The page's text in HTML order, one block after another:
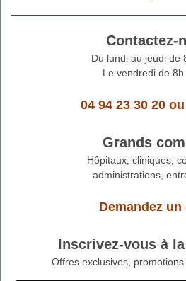
Contactez-
Du lundi au jeudi de
Le vendredi de 8h
04 94 23 30 20ou
Grands
Hôpitaux, cliniques,
administrations,
Demandez un
Inscrivez-vous à
Offres exclusives,